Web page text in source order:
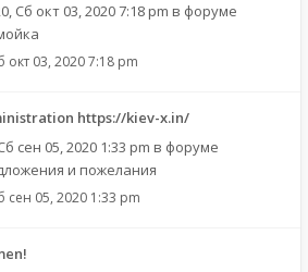
, Сб окт 03, 2020 7:18 pm в форуме
окт 03, 2020 7:18 pm
https://kiev-x.in/
сен 05, 2020 1:33 pm в форуме
и пожелания
сен 05, 2020 1:33 pm